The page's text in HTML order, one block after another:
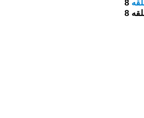
8
8